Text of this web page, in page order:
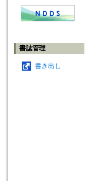
書誌管理
書き出し